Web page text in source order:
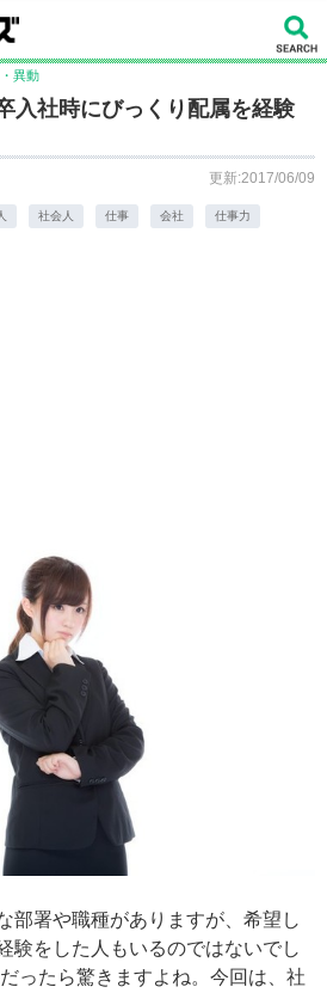
異動
社時にびっくり配属を経験
更新:2017/06/09
社会人 仕事 会社 仕事力
部署や職種がありますが、希望し
験をした人もいるのではないでし
ったら驚きますよね。今回は、社